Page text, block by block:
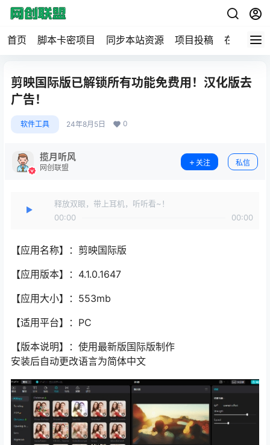
首页 脚本卡密项目 同步本站资源 项目投稿 在线工具
剪映国际版已解锁所有功能免费用！汉化版去
广告！
软件工具 24年8月5日 0
揽月听风
网创联盟
关注 私信
释放双眼，带上耳机，听听看~！
00:00
00:00
【应用名称】：剪映国际版
【应用版本】：4.1.0.1647
【应用大小】：553mb
【适用平台】：PC
【版本说明】：使用最新版国际版制作
安装后自动更改语言为简体中文